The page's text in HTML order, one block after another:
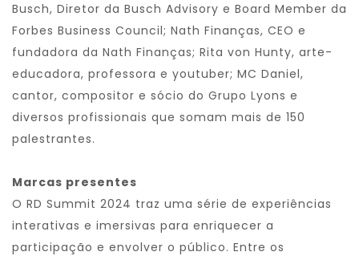
Busch, Diretor da Busch Advisory e Board Member da
Forbes Business Council; Nath Finanças, CEO e
fundadora da Nath Finanças; Rita von Hunty, arte-
educadora, professora e youtuber; MC Daniel,
cantor, compositor e sócio do Grupo Lyons e
diversos profissionais que somam mais de 150
palestrantes.
Marcas presentes
O RD Summit 2024 traz uma série de experiências
interativas e imersivas para enriquecer a
participação e envolver o público. Entre os